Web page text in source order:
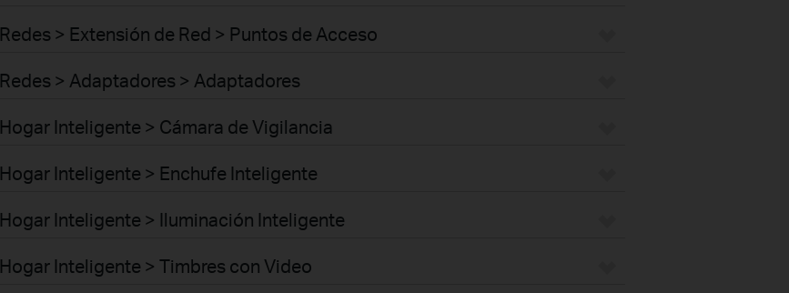
Redes > Extensión de Red > Puntos de Acceso
Redes > Adaptadores > Adaptadores
Hogar Inteligente > Cámara de Vigilancia
Hogar Inteligente > Enchufe Inteligente
Hogar Inteligente > Iluminación Inteligente
Hogar Inteligente > Timbres con Video